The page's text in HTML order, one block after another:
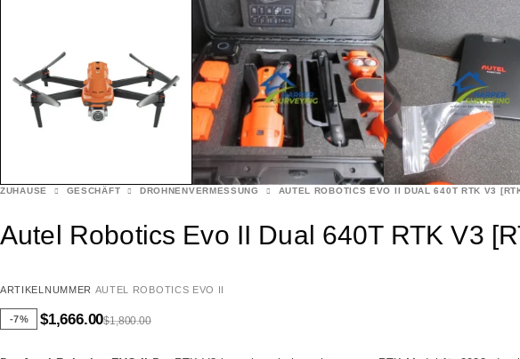
ZUHAUSE GESCHÄFT DROHNENVERMESSUNG AUTEL ROBOTICS EVO II DUAL 640T RTK V3
Autel Robotics Evo II Dual 640T RTK V3
ARTIKELNUMMER AUTEL ROBOTICS EVO II
-7% $1,800.00
$1,666.00